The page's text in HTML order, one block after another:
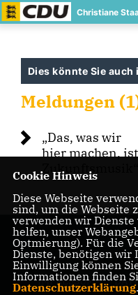
Christiane
Dies könnte Sie
Meldungen
Das, was wir
hier machen, ist
Zukunftsmusik“
IMPRESSUM
Cookie Hinweis
Diese Webseite
sind, um die Webseite
verwenden wir
helfen, unser
Optmierung). Für die
Dienste, benötigen
Einwilligung können
Informationen finden
Datenschutzerklärung.